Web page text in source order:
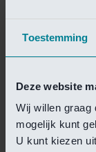
Toestemming
Deze website
Wij willen graag
mogelijk kunt
U kunt kiezen
Helaas